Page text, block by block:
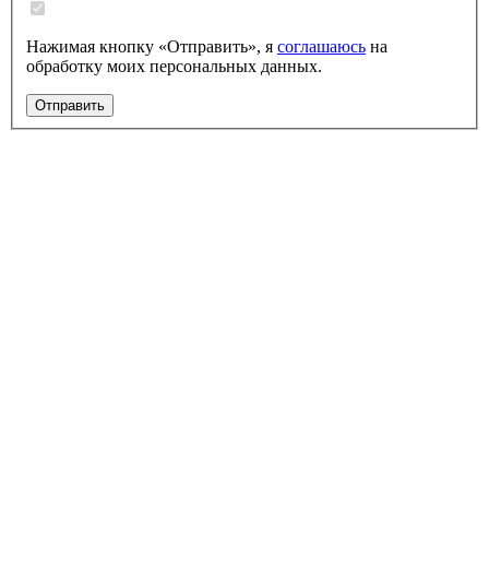
Нажимая кнопку «Отправить», я соглашаюсь на
обработку моих персональных данных.